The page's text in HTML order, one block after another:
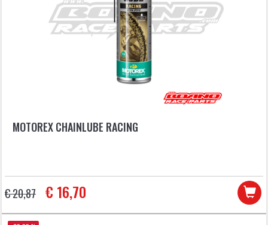
MOTOREX CHAINLUBE RACING
€ 20,87 € 16,70